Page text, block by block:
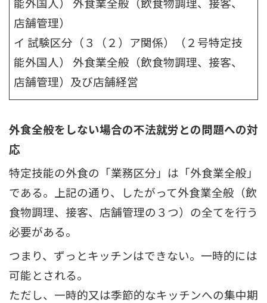
店舗管理）
イ 試験区分（３（２）ア関係）（２号特定技
能外国人） 外食業全般（飲食物調理、接客、
店舗管理）及び店舗経営
外食全般をしない場合の不法就労との問題への対
応
特定技能の外食の「業務区分」は「外食業全般」
である。上記の通り、したがって外食業全般（飲
食物調理、接客、店舗管理の３つ）の全てを行う
必要がある。
つまり、ずっとキッチンはできない。一時的には
可能とされる。
ただし、一時的又は季節的なキッチンへの集中期